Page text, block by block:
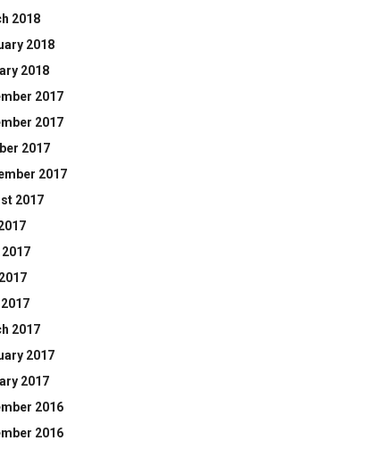
2018
2018
2018
2017
2017
2017
2017
2017
2017
2017
2017
2016
2016